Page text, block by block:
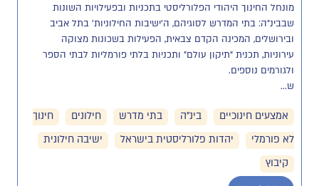
מונחל החינוך היהודי הפלורליסטי בתכניות ובפעילויות השונות
שבבינ"ה: בתי המדרש לסוגיהם, ה'ישיבות החילוניות' בתל אביב
עירוניות, תכנית "תיקון עולם" ותכניות בלתי פורמליות לבתי הספר
ולגורמים נוספים.
ש...
אמצעים חינוכיים בינ"ה בתי מדרש חילונים
חינוך
לא פורמלי
יהדות פלורליסטית בישראל
ישיבה חילונית
קיבוץ